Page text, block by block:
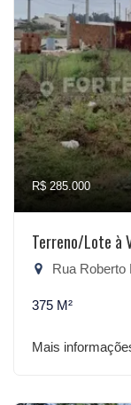
R$ 285.000
Terreno/Lote à
Rua Roberto
375 M²
Mais